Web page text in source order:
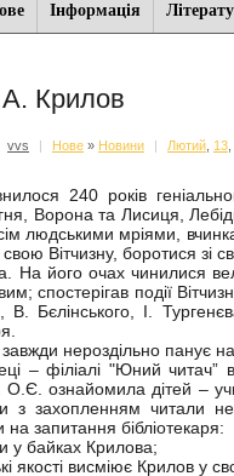
Iнформацiя
А. Крилов
vvs | Нове » Новини | Лютий 13
240 років
Ворона та Лисиця,
людськими мріями,
Вітчизну, боротися зі
На його очах чинилися
спостерігав події
Бєлінського, І.
завжди нероздільно панує
– філіалі "Юний читач”
О.Є. ознайомила дітей
з захопленням читали
на запитання бібліотекаря:
у байках Крилова;
якості висміює Крилов у